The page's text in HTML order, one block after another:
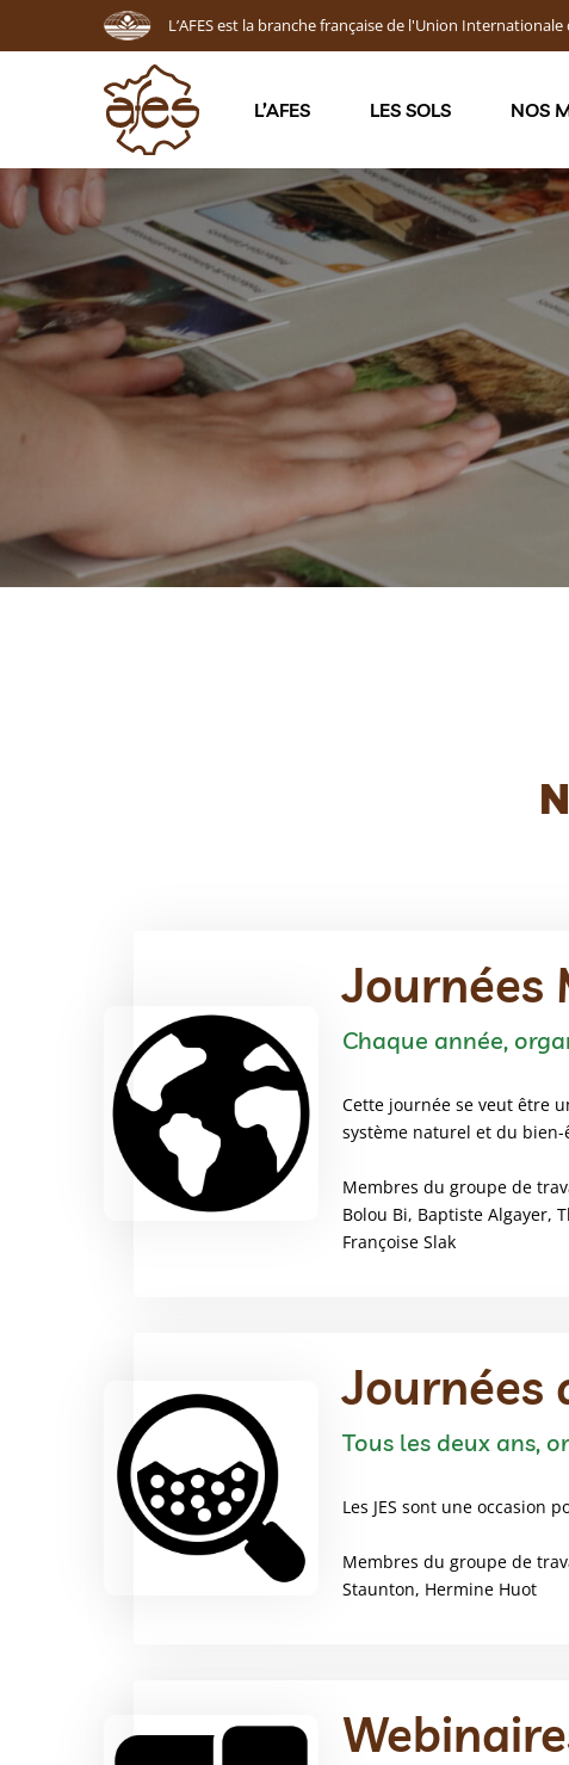
L’AFES est la branche française de l'Union
L’AFES LES SOLS NOS
Journées
Chaque année,
Cette journée se veut être
système naturel et du
Membres du groupe de
Bolou Bi, Baptiste Algayer,
Françoise Slak
Journées
Tous les deux ans,
Les JES sont une occasion
Membres du groupe de
Staunton, Hermine Huot